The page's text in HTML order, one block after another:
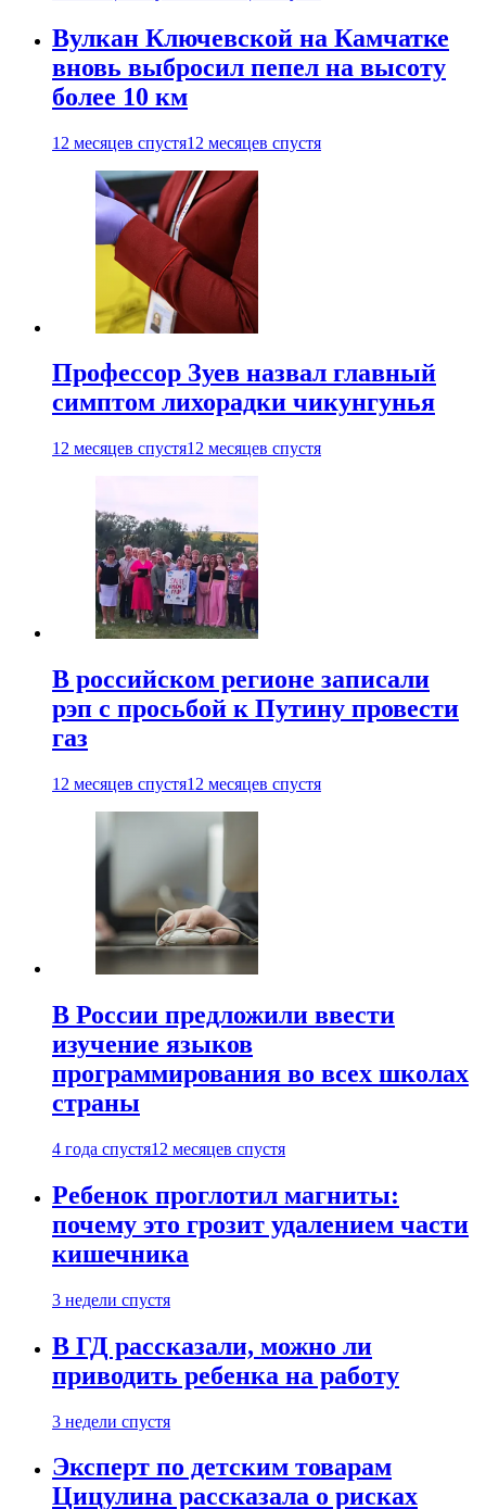
Вулкан Ключевской на Камчатке
вновь выбросил пепел на высоту
более 10 км
12 месяцев спустя12 месяцев спустя
Профессор Зуев назвал главный
симптом лихорадки чикунгунья
12 месяцев спустя12 месяцев спустя
В российском регионе записали
рэп с просьбой к Путину провести
газ
12 месяцев спустя12 месяцев спустя
В России предложили ввести
изучение языков
программирования во всех школах
страны
4 года спустя12 месяцев спустя
Ребенок проглотил магниты:
почему это грозит удалением части
кишечника
3 недели спустя
В ГД рассказали, можно ли
приводить ребенка на работу
3 недели спустя
Эксперт по детским товарам
Цицулина рассказала о рисках